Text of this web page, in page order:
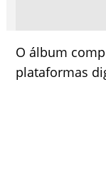
O álbum
plataformas